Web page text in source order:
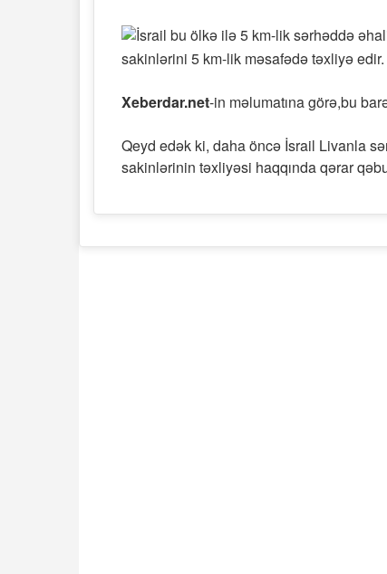
sakinlərini 5 km-lik məsafədə təxliyə edir.
Xeberdar.net-in məlumatına görə,bu
Qeyd edək ki, daha öncə İsrail Livanla
sakinlərinin təxliyəsi haqqında qərar